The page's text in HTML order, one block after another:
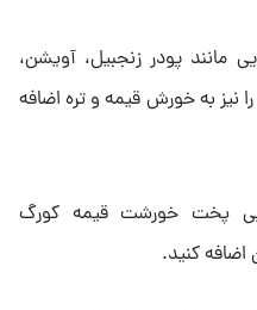
مانند پودر زنجبیل، آویشن،
نیز به خورش قیمه و تره اضافه
پخت خورشت قیمه کورگ
اضافه کنید.